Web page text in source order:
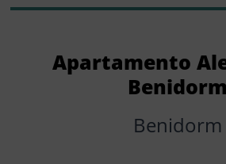
Apartamento
Benidorm
Benidorm